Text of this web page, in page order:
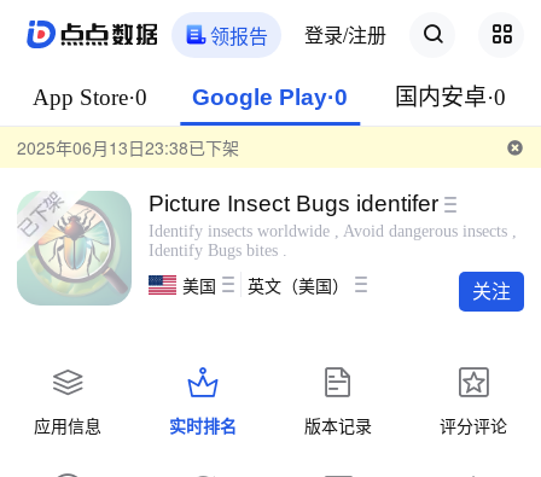
领报告 登录/注册
App Store·0 Google Play·0 国内安卓·0
2025年06月13日23:38已下架
Picture Insect Bugs identifer
Identify insects worldwide , Avoid dangerous insects ,
Identify Bugs bites .
美国
英文（美国） 关注
应用信息 实时排名 版本记录 评分评论